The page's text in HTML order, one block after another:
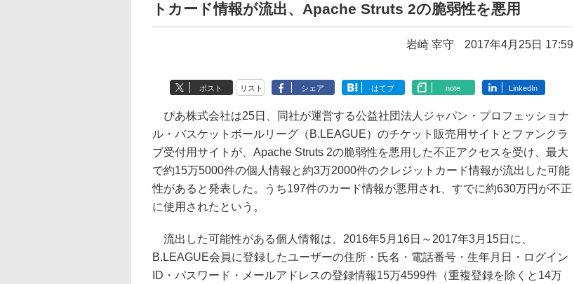
トカード情報が流出、Apache Struts 2の脆弱性を悪用
岩崎 宰守 2017年4月25日 17:59
ポスト リスト シェア はてブ note LinkedIn
ぴあ株式会社は25日、同社が運営する公益社団法人ジャパン・プロフェッショナ
ル・バスケットボールリーグ（B.LEAGUE）のチケット販売用サイトとファンクラ
ブ受付用サイトが、Apache Struts 2の脆弱性を悪用した不正アクセスを受け、最大
で約15万5000件の個人情報と約3万2000件のクレジットカード情報が流出した可能
性があると発表した。うち197件のカード情報が悪用され、すでに約630万円が不正
に使用されたという。
流出した可能性がある個人情報は、2016年5月16日～2017年3月15日に、
B.LEAGUE会員に登録したユーザーの住所・氏名・電話番号・生年月日・ログイン
ID・パスワード・メールアドレスの登録情報15万4599件（重複登録を除くと14万